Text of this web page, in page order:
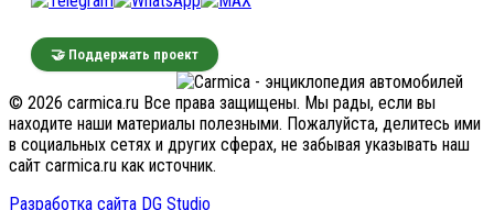
🤝 Поддержать проект
© 2026 carmica.ru Все права защищены. Мы рады, если вы
находите наши материалы полезными. Пожалуйста, делитесь ими
в социальных сетях и других сферах, не забывая указывать наш
сайт carmica.ru как источник.
Разработка сайта DG Studio